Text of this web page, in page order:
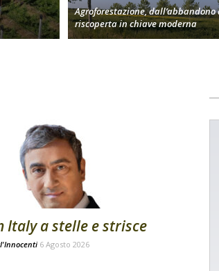
Agroforestazione,
riscoperta in chiave moderna
Italy a stelle e strisce
6 Agosto 2026